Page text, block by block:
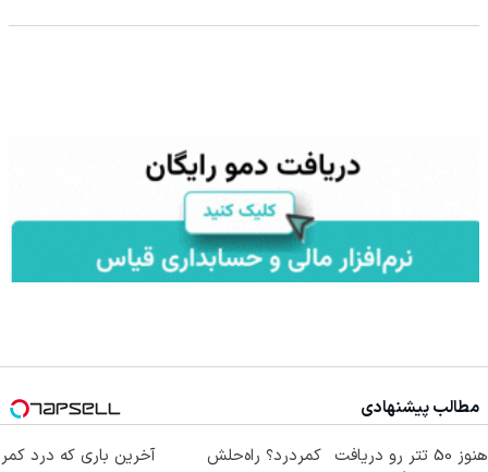
مطالب پیشنهادی
هنوز 50 تتر رو دریافت کمردرد؟ راه‌حلش
آخرین باری که درد کمر